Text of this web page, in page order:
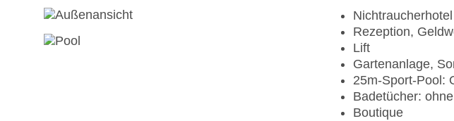
Nichtraucherhotel
Rezeption,
Lift
Gartenanlage,
25m-Sport-Pool:
Badetücher:
Boutique